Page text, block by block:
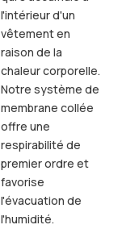
l'intérieur d'un
vêtement en
raison de la
chaleur corporelle.
Notre système de
membrane collée
offre une
respirabilité de
premier ordre et
favorise
l'évacuation de
l'humidité.